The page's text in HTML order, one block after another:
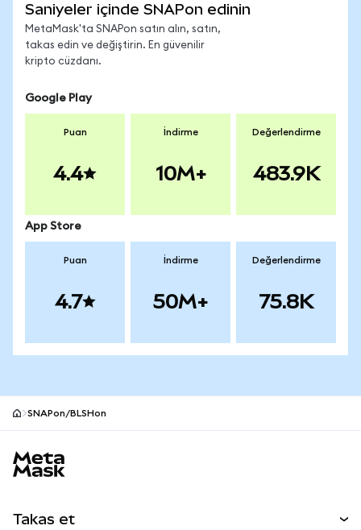
Saniyeler içinde SNAPon edinin
MetaMask'ta SNAPon satın alın, satın,
takas edin ve değiştirin. En güvenilir
kripto cüzdanı.
Google Play
Puan
4.4
İndirme
10M+
Değerlendirme
483.9K
App Store
Puan
4.7
İndirme
50M+
Değerlendirme
75.8K
SNAPon/BLSHon
Takas et